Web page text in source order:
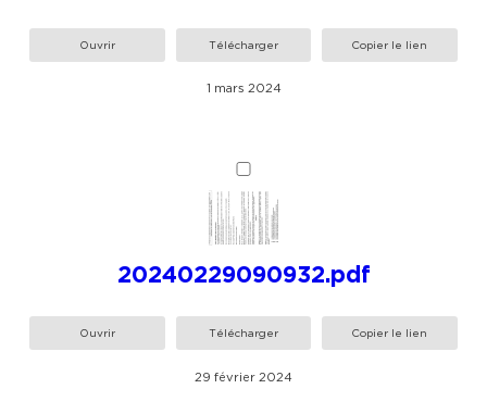
Ouvrir Télécharger Copier le lien
1 mars 2024
20240229090932.pdf
Ouvrir Télécharger Copier le lien
29 février 2024